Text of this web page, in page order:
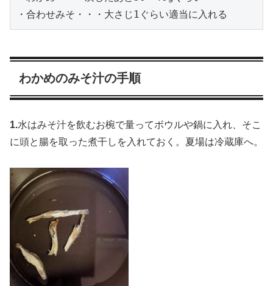
・合わせみそ・・・大さじ1ぐらい適当に入れる
わかめのみそ汁の手順
1.水はみそ汁を飲むお椀で量ってボウルや鍋に入れ、そこ
に頭と腸を取った煮干しを入れておく。夏場は冷蔵庫へ。